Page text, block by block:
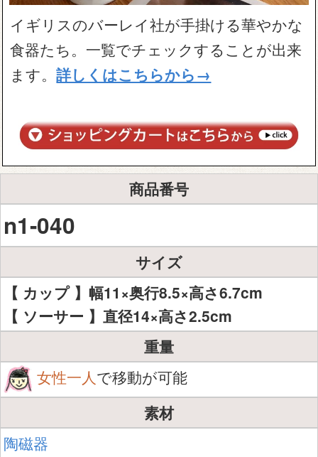
イギリスのバーレイ社が手掛ける華やかな
食器たち。一覧でチェックすることが出来
ます。詳しくはこちらから→
商品番号
n1-040
サイズ
【 カップ 】幅11×奥行8.5×高さ6.7cm
【 ソーサー 】直径14×高さ2.5cm
重量
女性一人で移動が可能
素材
陶磁器